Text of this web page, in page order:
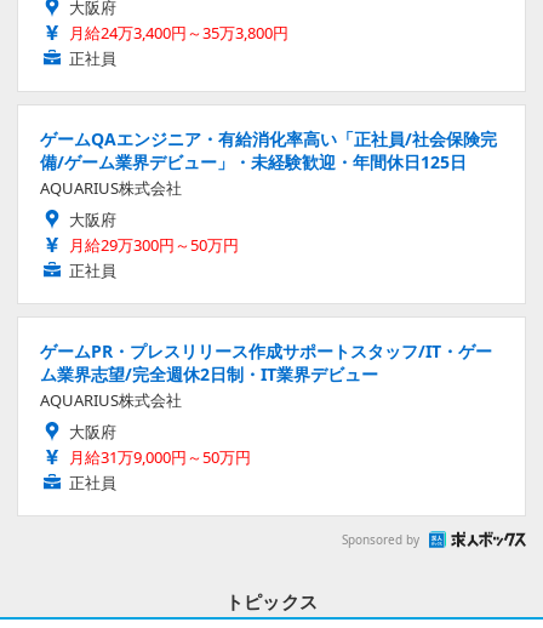
大阪府
月給24万3,400円～35万3,800円
正社員
ゲームQAエンジニア・有給消化率高い「正社員/社会保険完
備/ゲーム業界デビュー」・未経験歓迎・年間休日125日
AQUARIUS株式会社
大阪府
月給29万300円～50万円
正社員
ゲームPR・プレスリリース作成サポートスタッフ/IT・ゲー
ム業界志望/完全週休2日制・IT業界デビュー
AQUARIUS株式会社
大阪府
月給31万9,000円～50万円
正社員
Sponsored by
トピックス